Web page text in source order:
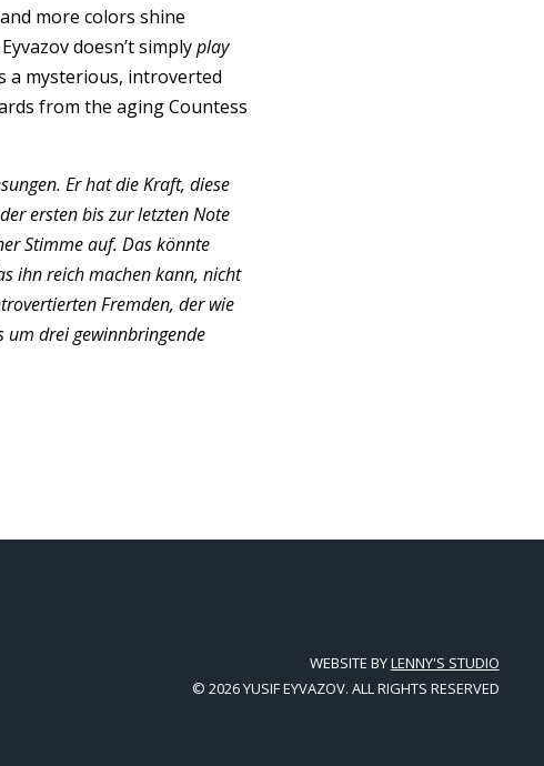
more colors shine
doesn’t simplyplay
a mysterious, introverted
from the aging Countess
Er hat die Kraft, diese
ersten bis zur letzten Note
Stimme auf. Das könnte
ihn reich machen kann, nicht
Fremden, der wie
um drei gewinnbringende
WEBSITE BYLENNY'S STUDIO
© 2026 YUSIF EYVAZOV. ALL RIGHTS RESERVED